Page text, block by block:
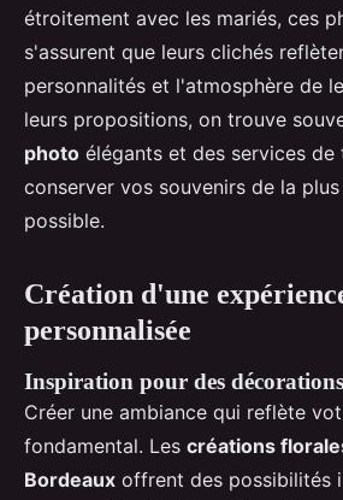
étroitement avec les mariés, ces
s'assurent que leurs clichés
personnalités et l'atmosphère de
leurs propositions, on trouve
photo élégants et des services
conserver vos souvenirs de la
possible.
Création d'une
personnalisée
Inspiration pour des
Créer une ambiance qui reflète
fondamental. Les créations
Bordeaux offrent des possibilités